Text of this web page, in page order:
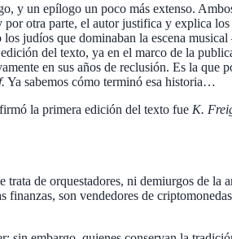
y un epílogo un poco más extenso.
por otra parte, el autor justifica y
los judíos que dominaban la escena
del texto, ya en el marco de la
en sus años de reclusión. Es la que
Ya sabemos cómo terminó esa historia…
la primera edición del texto fue K.
de orquestadores, ni demiurgos de la
son vendedores de